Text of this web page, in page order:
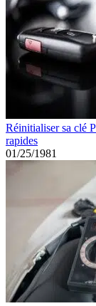
Réinitialiser sa clé
rapides
01/25/1981